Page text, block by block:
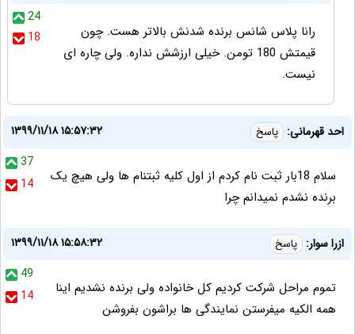
24
18
رانا پلاس شانس برنده شدنش بالاتر هست. چون
قیمتش 180 تومن. خیلی ارزشش نداره. ولی چاره ای
نیست.
احد قهرمانی: پاسخ
۱۳۹۹/۱۱/۱۸ ۱۵:۵۷:۳۲
37
14
سلام 18بار ثبت نام کردم از اول کلیه ثبتنام ها ولی هیچ یک
برنده نشدم نمیدانم چرا
ازرا سوار: پاسخ
۱۳۹۹/۱۱/۱۸ ۱۵:۵۸:۳۲
49
14
تموم مراحل شرکت کردیم کل خانواده ولی برنده نشدیم اینا
همه الکیه میفرستن نمایندگی ها براشون بفروشن